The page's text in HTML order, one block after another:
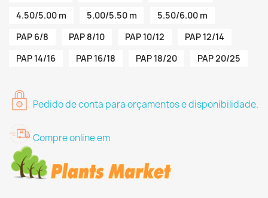
4.50/5.00 m
5.00/5.50 m
5.50/6.00 m
PAP 6/8
PAP 8/10 PAP 10/12
PAP 12/14
PAP 14/16
PAP 16/18 PAP 18/20 PAP 20/25
Pedido de conta para orçamentos e disponibilidade.
Compre online em